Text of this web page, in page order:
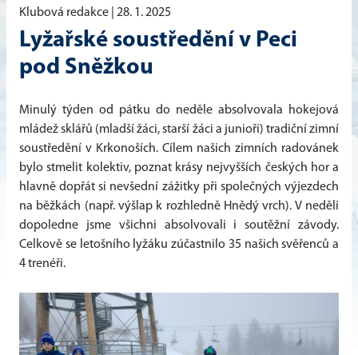
Klubová redakce | 28. 1. 2025
Lyžařské soustředění v Peci
pod Sněžkou
Minulý týden od pátku do neděle absolvovala hokejová
mládež sklářů (mladší žáci, starší žáci a junioři) tradiční zimní
soustředění v Krkonoších. Cílem našich zimních radovánek
bylo stmelit kolektiv, poznat krásy nejvyšších českých hor a
hlavně dopřát si nevšední zážitky při společných výjezdech
na běžkách (např. výšlap k rozhledně Hnědý vrch). V neděli
dopoledne jsme všichni absolvovali i soutěžní závody.
Celkově se letošního lyžáku zúčastnilo 35 našich svěřenců a
4 trenéři.